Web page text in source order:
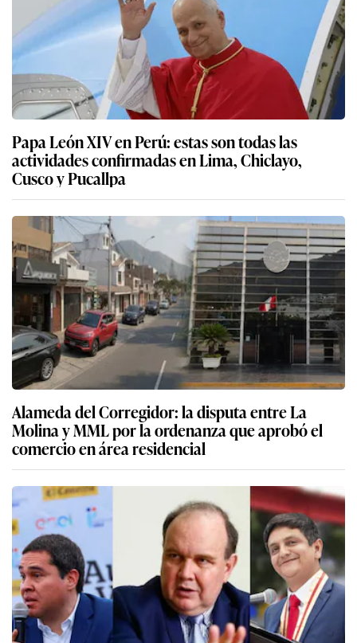
Papa León XIV en Perú: estas son todas las
actividades confirmadas en Lima, Chiclayo,
Cusco y Pucallpa
Alameda del Corregidor: la disputa entre La
Molina y MML por la ordenanza que aprobó el
comercio en área residencial